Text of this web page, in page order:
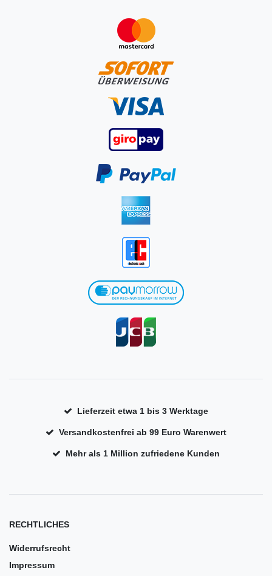
Lieferzeit etwa 1 bis 3 Werktage
Versandkostenfrei ab 99 Euro Warenwert
Mehr als 1 Million zufriedene Kunden
RECHTLICHES
Widerrufsrecht
Impressum